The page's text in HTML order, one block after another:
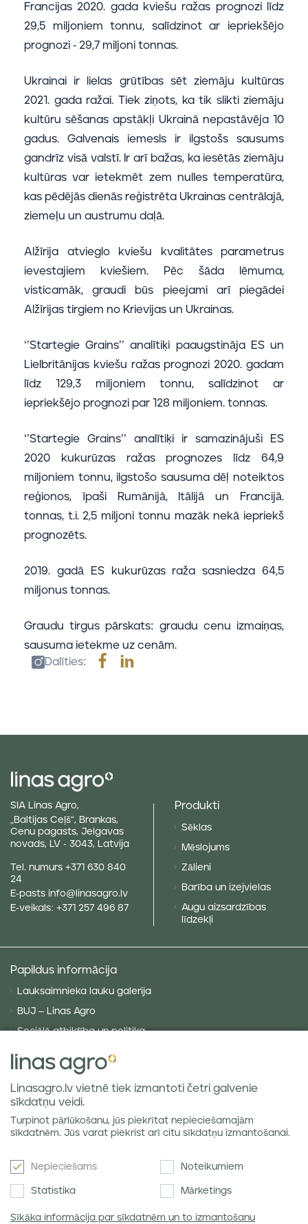
Francijas 2020. gada kviešu ražas prognozi līdz
29,5 miljoniem tonnu, salīdzinot ar iepriekšējo
prognozi - 29,7 miljoni tonnas.
Ukrainai ir lielas grūtības sēt ziemāju kultūras
2021. gada ražai. Tiek ziņots, ka tik slikti ziemāju
kultūru sēšanas apstākļi Ukrainā nepastāvēja 10
gadus. Galvenais iemesls ir ilgstošs sausums
gandrīz visā valstī. Ir arī bažas, ka iesētās ziemāju
kultūras var ietekmēt zem nulles temperatūra,
kas pēdējās dienās reģistrēta Ukrainas centrālajā,
ziemeļu un austrumu daļā.
Alžīrija atvieglo kviešu kvalitātes parametrus
ievestajiem kviešiem. Pēc šāda lēmuma,
visticamāk, graudi būs pieejami arī piegādei
Alžīrijas tirgiem no Krievijas un Ukrainas.
‘’Startegie Grains’’ analītiķi paaugstināja ES un
Lielbritānijas kviešu ražas prognozi 2020. gadam
līdz 129,3 miljoniem tonnu, salīdzinot ar
iepriekšējo prognozi par 128 miljoniem. tonnas.
‘’Startegie Grains’’ analītiķi ir samazinājuši ES
2020 kukurūzas ražas prognozes līdz 64,9
miljoniem tonnu, ilgstošo sausuma dēļ noteiktos
reģionos, īpaši Rumānijā, Itālijā un Francijā.
tonnas, t.i. 2,5 miljoni tonnu mazāk nekā iepriekš
prognozēts.
2019. gadā ES kukurūzas raža sasniedza 64,5
miljonus tonnas.
Graudu tirgus pārskats: graudu cenu izmaiņas,
sausuma ietekme uz cenām.
Dalīties:
SIA Linas Agro,
„Baltijas Ceļš“, Brankas,
Cenu pagasts, Jelgavas
novads, LV - 3043, Latvija
Tel. numurs +371 630 840
24
E-pasts info@linasagro.lv
E-veikals: +371 257 496 87
Produkti
Sēklas
Mēslojums
Zālieni
Barība un izejvielas
Augu aizsardzības
līdzekļi
Papildus informācija
Lauksaimnieka lauku galerija
BUJ – Linas Agro
Sociālā atbildība un politika
Sīkdatņu politika
VISPĀRĪGIE NOTEIKUMI
Labības tirgus atsauksmes
Jaunumi e-pastā
Linasagro.lv vietnē tiek izmantoti četri galvenie
sīkdatņu veidi.
Turpinot pārlūkošanu, jūs piekrītat nepieciešamajām
sīkdatnēm. Jūs varat piekrist arī citu sīkdatņu izmantošanai.
Nepieciešams Noteikumiem
Statistika Mārketings
Sīkāka informācija par sīkdatnēm un to izmantošanu